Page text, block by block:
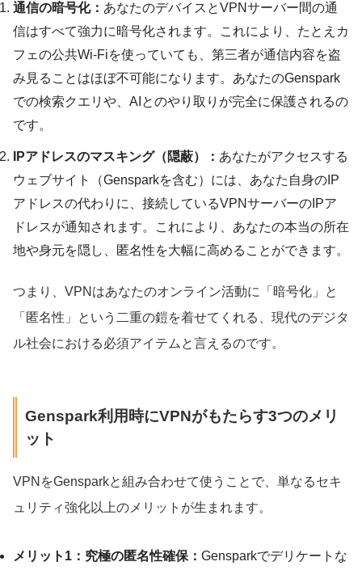
通信の暗号化： あなたのデバイスとVPNサーバー間の通
信はすべて強力に暗号化されます。これにより、たとえカ
フェの公共Wi-Fiを使っていても、第三者が通信内容を盗
み見ることはほぼ不可能になります。あなたのGenspark
での検索クエリや、AIとのやり取りが完全に保護されるの
です。
IPアドレスのマスキング（隠蔽）： あなたがアクセスする
ウェブサイト（Gensparkを含む）には、あなた自身のIP
アドレスの代わりに、接続しているVPNサーバーのIPア
ドレスが通知されます。これにより、あなたの本当の所在
地や身元を隠し、匿名性を大幅に高めることができます。
つまり、VPNはあなたのオンライン活動に「暗号化」と
「匿名性」という二重の鎧を着せてくれる、現代のデジタ
ル社会における必須アイテムと言えるのです。
Genspark利用時にVPNがもたらす3つのメリ
ット
VPNをGensparkと組み合わせて使うことで、単なるセキ
ュリティ強化以上のメリットが生まれます。
メリット1：究極の匿名性確保： Gensparkでデリケートな